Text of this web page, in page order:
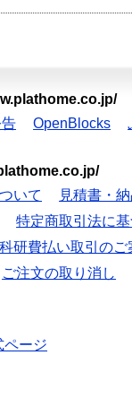
OpenBlocks
いて
見積書・
特定商取引法に
研費払い取引のご
ご注文の取り消し
ページ